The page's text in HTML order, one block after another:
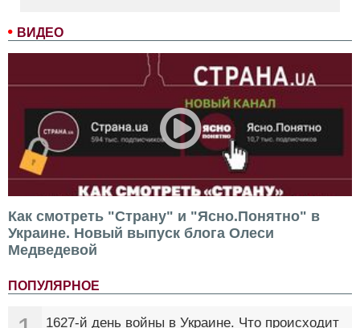
ВИДЕО
Как смотреть "Страну" и "Ясно.Понятно" в
Украине. Новый выпуск блога Олеси
Медведевой
ПОПУЛЯРНОЕ
1627-й день войны в Украине. Что происходит